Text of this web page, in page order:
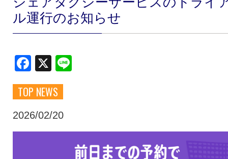
試合日程・結果
スクール
ファンクラブ 試合を観戦
ル運行のお知らせ
Facebook
X
TOP NEWS
2026/02/20